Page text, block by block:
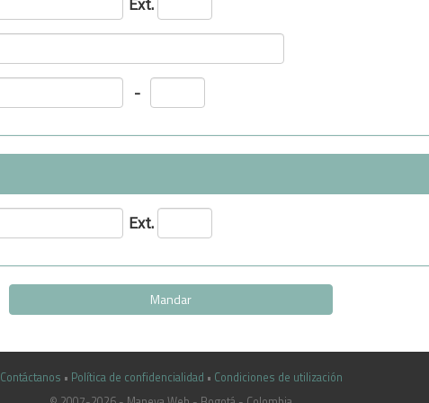
-
Ext.
Contáctanos • Política de confidencialidad • Condiciones de utilización